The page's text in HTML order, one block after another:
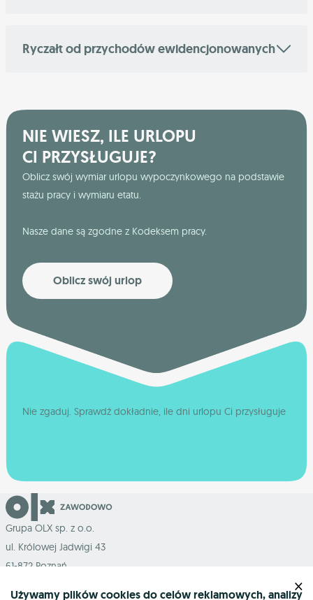
Ryczałt od przychodów ewidencjonowanych
NIE WIESZ, ILE URLOPU
CI PRZYSŁUGUJE?
Oblicz swój wymiar urlopu wypoczynkowego na podstawie
stażu pracy i wymiaru etatu.
Nasze dane są zgodne z Kodeksem pracy.
Oblicz swój urlop
Nie zgaduj. Sprawdź dokładnie, ile dni urlopu Ci przysługuje
Grupa OLX sp. z o.o.
ul. Królowej Jadwigi 43
61-872 Poznań
Używamy plików cookies do celów reklamowych, analizy
×